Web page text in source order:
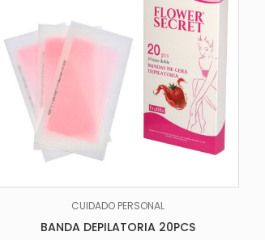
CUIDADO PERSONAL
BANDA DEPILATORIA 20PCS